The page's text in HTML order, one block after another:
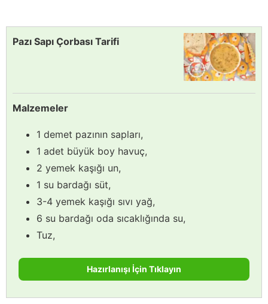
Pazı Sapı Çorbası Tarifi
Malzemeler
1 demet pazının sapları,
1 adet büyük boy havuç,
2 yemek kaşığı un,
1 su bardağı süt,
3-4 yemek kaşığı sıvı yağ,
6 su bardağı oda sıcaklığında su,
Tuz,
Hazırlanışı İçin Tıklayın